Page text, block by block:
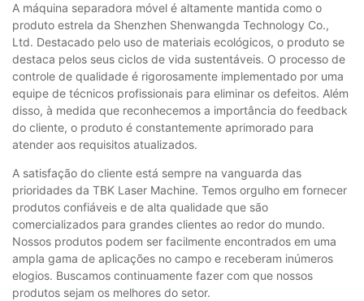
A máquina separadora móvel é altamente mantida como o
produto estrela da Shenzhen Shenwangda Technology Co.,
Ltd. Destacado pelo uso de materiais ecológicos, o produto se
destaca pelos seus ciclos de vida sustentáveis. O processo de
controle de qualidade é rigorosamente implementado por uma
equipe de técnicos profissionais para eliminar os defeitos. Além
disso, à medida que reconhecemos a importância do feedback
do cliente, o produto é constantemente aprimorado para
atender aos requisitos atualizados.
A satisfação do cliente está sempre na vanguarda das
prioridades da TBK Laser Machine. Temos orgulho em fornecer
produtos confiáveis e de alta qualidade que são
comercializados para grandes clientes ao redor do mundo.
Nossos produtos podem ser facilmente encontrados em uma
ampla gama de aplicações no campo e receberam inúmeros
elogios. Buscamos continuamente fazer com que nossos
produtos sejam os melhores do setor.